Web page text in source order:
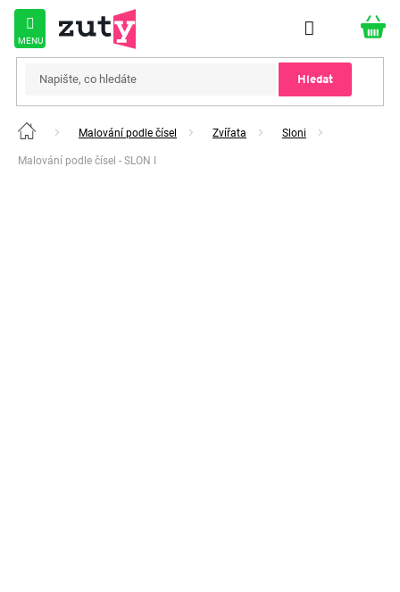
Přejít
obsah
Hledat
Domů Malování podle čísel Zvířata Sloni
Malování podle čísel - SLON I